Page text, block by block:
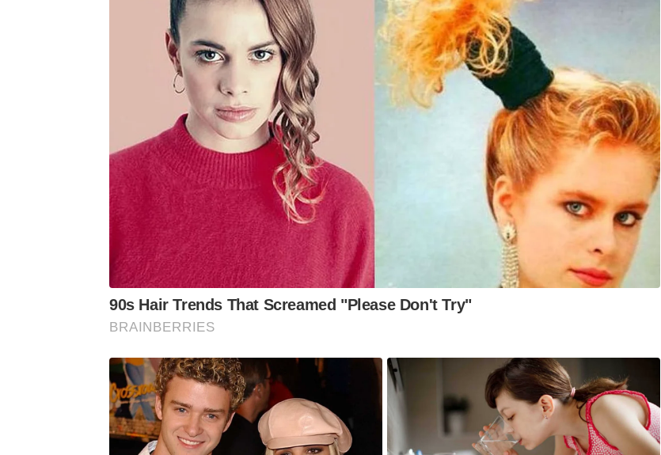
pelas formações rochosas e cânions de aparência única. A região também abriga o
Grand Canyon, um dos pontos turísticos mais emblemáticos do país, incluído no
No Texas, o casal percorreu o chamado “velho oeste”, visitando cidades com poucos
habitantes e características preservadas de décadas passadas. Algumas delas são
consideradas cidades fantasmas, marcadas por construções antigas,
estabelecimentos abandonados e atmosfera que remete a filmes clássicos.
90s Hair Trends That Screamed "Please Don't Try"
BRAINBERRIES